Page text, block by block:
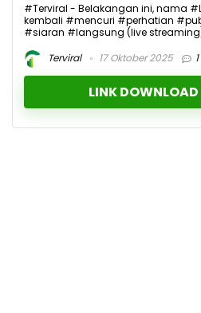
#Terviral - Belakangan ini, nama
kembali #mencuri #perhatian
#siaran #langsung (live
Terviral
17 Oktober 2025 1
LINK